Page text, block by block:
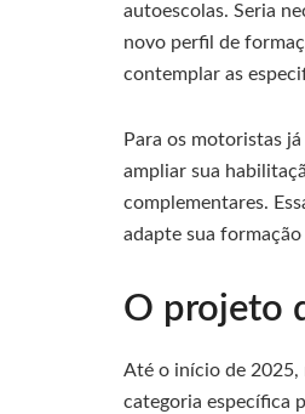
autoescolas. Seria
novo perfil de
contemplar as
Para os motoristas
ampliar sua
complementares.
adapte sua formação
O projeto
Até o início de 2025,
categoria específica